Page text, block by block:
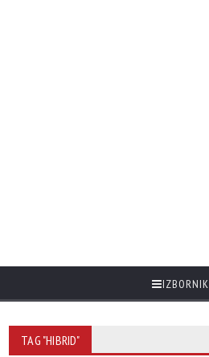
IZBORNIK
TAG "HIBRID"